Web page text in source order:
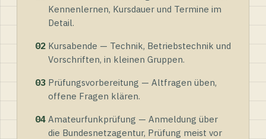
Kennenlernen, Kursdauer und Termine im
Detail.
02 Kursabende — Technik, Betriebstechnik und
Vorschriften, in kleinen Gruppen.
03 Prüfungsvorbereitung — Altfragen üben,
offene Fragen klären.
04 Amateurfunkprüfung — Anmeldung über
die Bundesnetzagentur, Prüfung meist vor